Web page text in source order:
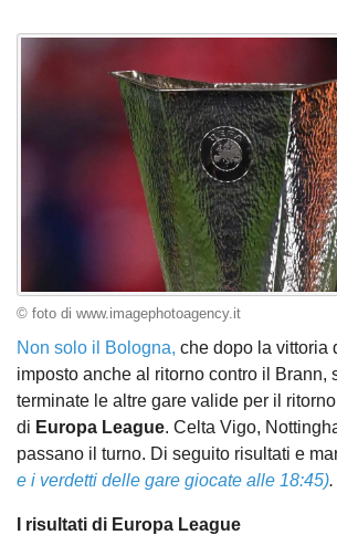
© foto di www.imagephotoagency.it
Non solo il Bologna, che dopo la vittoria
imposto anche al ritorno contro il Brann,
terminate le altre gare valide per il
di Europa League. Celta Vigo,
passano il turno. Di seguito risultati e
e i verdetti delle gare giocate alle 18:45).
I risultati di Europa League